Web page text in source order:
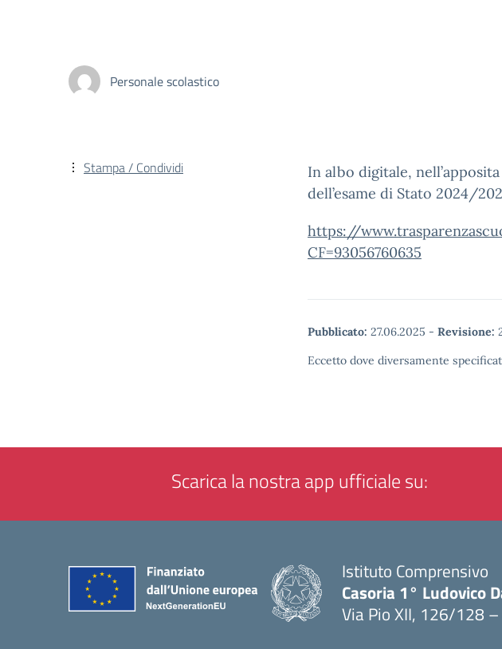
Personale scolastico
In albo digitale,
dell’esame di Stato 2024/
https://
CF=93056760635
Pubblicato: 27.06.2025 - Revisione:
Eccetto dove diversamente
Stampa / Condividi
Scarica la nostra app ufficiale su:
Istituto Comprensivo
Casoria 1° Ludovico
Via Pio XII, 126/128